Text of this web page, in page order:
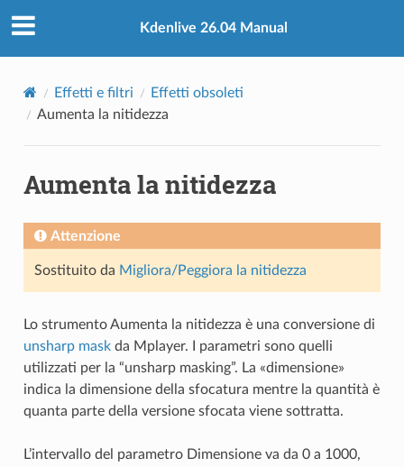
Kdenlive 26.04 Manual
Effetti e filtri
Effetti obsoleti
Aumenta la nitidezza
Aumenta la nitidezza
Attenzione
Sostituito da Migliora/Peggiora la nitidezza
Lo strumento Aumenta la nitidezza è una conversione di
unsharp maskda Mplayer. I parametri sono quelli
utilizzati per la “unsharp masking”. La «dimensione»
indica la dimensione della sfocatura mentre la quantità è
quanta parte della versione sfocata viene sottratta.
L’intervallo del parametro Dimensione va da 0 a 1000,